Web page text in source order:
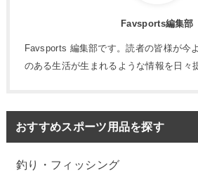
Favsports編集部
Favsports 編集部です。読者の皆様が今
のある生活が生まれるような情報を日々
おすすめスポーツ用品を探す
釣り・フィッシング